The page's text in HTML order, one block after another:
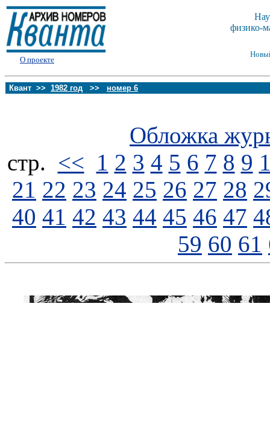
О проекте
физико-
Квант >> 1982 год >> номер 6
Обложка
стp. << 1 2 3 4 5 6 7 8 9
21 22 23 24 25 26 27 28
40 41 42 43 44 45 46 47
59 60 61